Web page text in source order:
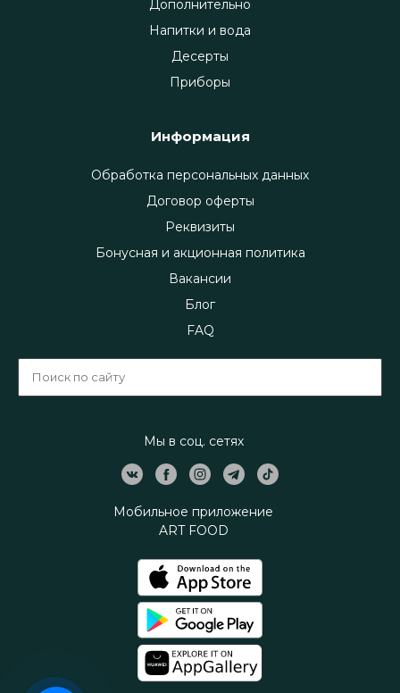
Дополнительно
Напитки и вода
Десерты
Приборы
Информация
Обработка персональных данных
Договор оферты
Реквизиты
Бонусная и акционная политика
Вакансии
Блог
FAQ
Мы в соц. сетях
Мобильное приложение
ART FOOD